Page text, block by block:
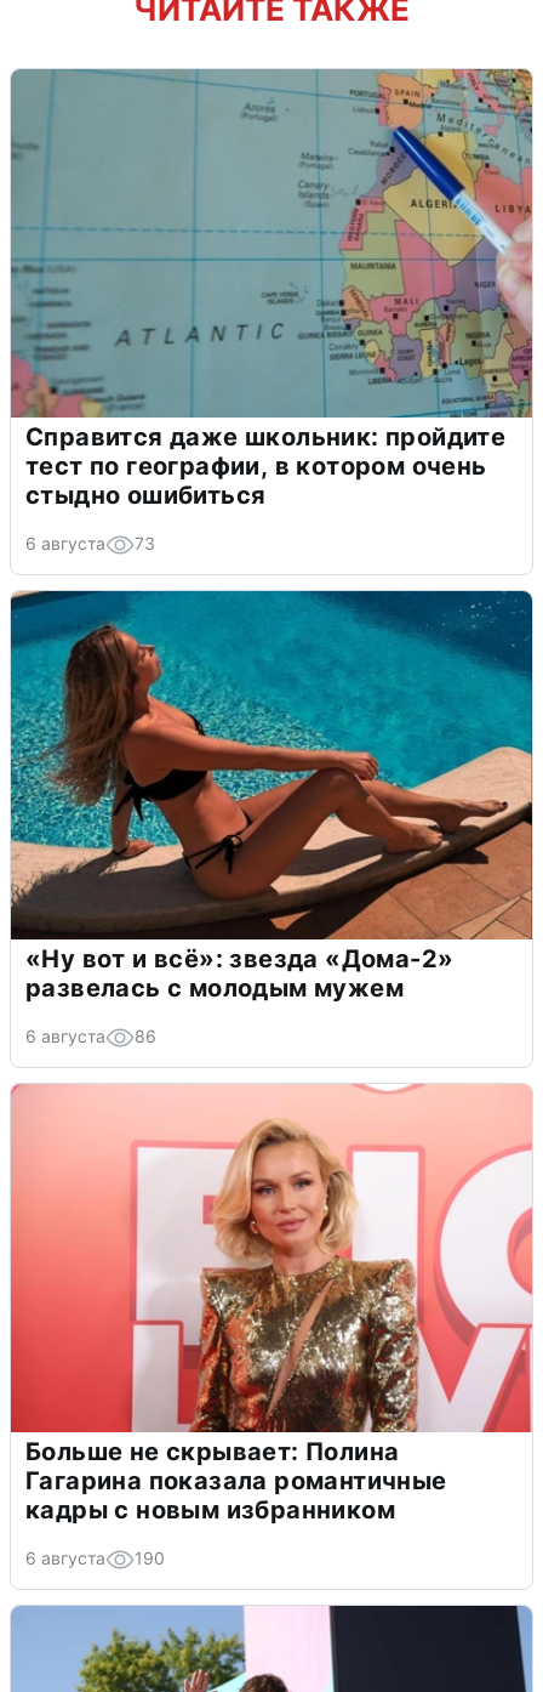
ЧИТАЙТЕ ТАКЖЕ
Справится даже школьник: пройдите
тест по географии, в котором очень
стыдно ошибиться
6 августа 73
«Ну вот и всё»: звезда «Дома-2»
развелась с молодым мужем
6 августа 86
Больше не скрывает: Полина
Гагарина показала романтичные
кадры с новым избранником
6 августа 190